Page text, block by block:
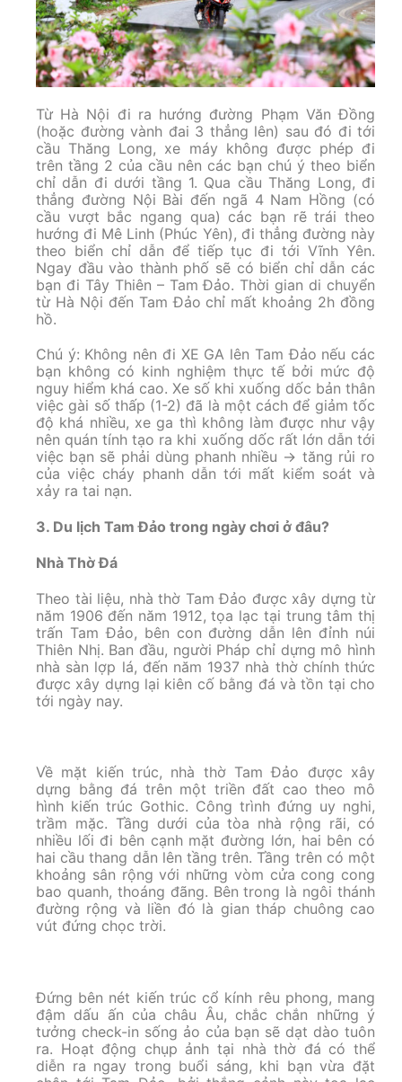
Từ Hà Nội đi ra hướng đường Phạm Văn Đồng
(hoặc đường vành đai 3 thẳng lên) sau đó đi tới
cầu Thăng Long, xe máy không được phép đi
trên tầng 2 của cầu nên các bạn chú ý theo biển
chỉ dẫn đi dưới tầng 1. Qua cầu Thăng Long, đi
thẳng đường Nội Bài đến ngã 4 Nam Hồng (có
cầu vượt bắc ngang qua) các bạn rẽ trái theo
hướng đi Mê Linh (Phúc Yên), đi thẳng đường này
theo biển chỉ dẫn để tiếp tục đi tới Vĩnh Yên.
Ngay đầu vào thành phố sẽ có biển chỉ dẫn các
bạn đi Tây Thiên – Tam Đảo. Thời gian di chuyển
từ Hà Nội đến Tam Đảo chỉ mất khoảng 2h đồng
hồ.
Chú ý: Không nên đi XE GA lên Tam Đảo nếu các
bạn không có kinh nghiệm thực tế bởi mức độ
nguy hiểm khá cao. Xe số khi xuống dốc bản thân
việc gài số thấp (1-2) đã là một cách để giảm tốc
độ khá nhiều, xe ga thì không làm được như vậy
nên quán tính tạo ra khi xuống dốc rất lớn dẫn tới
việc bạn sẽ phải dùng phanh nhiều -> tăng rủi ro
của việc cháy phanh dẫn tới mất kiểm soát và
xảy ra tai nạn.
3. Du lịch Tam Đảo trong ngày chơi ở đâu?
Nhà Thờ Đá
Theo tài liệu, nhà thờ Tam Đảo được xây dựng từ
năm 1906 đến năm 1912, tọa lạc tại trung tâm thị
trấn Tam Đảo, bên con đường dẫn lên đỉnh núi
Thiên Nhị. Ban đầu, người Pháp chỉ dựng mô hình
nhà sàn lợp lá, đến năm 1937 nhà thờ chính thức
được xây dựng lại kiên cố bằng đá và tồn tại cho
tới ngày nay.
Về mặt kiến trúc, nhà thờ Tam Đảo được xây
dựng bằng đá trên một triền đất cao theo mô
hình kiến trúc Gothic. Công trình đứng uy nghi,
trầm mặc. Tầng dưới của tòa nhà rộng rãi, có
nhiều lối đi bên cạnh mặt đường lớn, hai bên có
hai cầu thang dẫn lên tầng trên. Tầng trên có một
khoảng sân rộng với những vòm cửa cong cong
bao quanh, thoáng đãng. Bên trong là ngôi thánh
đường rộng và liền đó là gian tháp chuông cao
vút đứng chọc trời.
Đứng bên nét kiến trúc cổ kính rêu phong, mang
đậm dấu ấn của châu Âu, chắc chắn những ý
tưởng check-in sống ảo của bạn sẽ dạt dào tuôn
ra. Hoạt động chụp ảnh tại nhà thờ đá có thể
diễn ra ngay trong buổi sáng, khi bạn vừa đặt